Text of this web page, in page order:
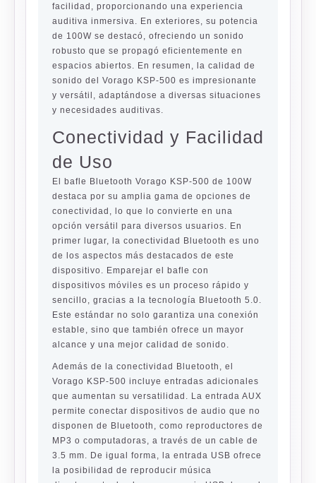
facilidad, proporcionando una experiencia
auditiva inmersiva. En exteriores, su potencia
de 100W se destacó, ofreciendo un sonido
robusto que se propagó eficientemente en
espacios abiertos. En resumen, la calidad de
sonido del Vorago KSP-500 es impresionante
y versátil, adaptándose a diversas situaciones
y necesidades auditivas.
Conectividad y Facilidad
de Uso
El bafle Bluetooth Vorago KSP-500 de 100W
destaca por su amplia gama de opciones de
conectividad, lo que lo convierte en una
opción versátil para diversos usuarios. En
primer lugar, la conectividad Bluetooth es uno
de los aspectos más destacados de este
dispositivo. Emparejar el bafle con
dispositivos móviles es un proceso rápido y
sencillo, gracias a la tecnología Bluetooth 5.0.
Este estándar no solo garantiza una conexión
estable, sino que también ofrece un mayor
alcance y una mejor calidad de sonido.
Además de la conectividad Bluetooth, el
Vorago KSP-500 incluye entradas adicionales
que aumentan su versatilidad. La entrada AUX
permite conectar dispositivos de audio que no
disponen de Bluetooth, como reproductores de
MP3 o computadoras, a través de un cable de
3.5 mm. De igual forma, la entrada USB ofrece
la posibilidad de reproducir música